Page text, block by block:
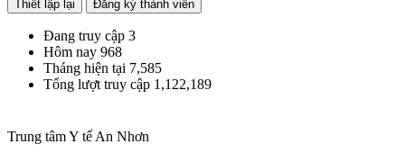
Đang truy cập 3
Hôm nay 968
Tháng hiện tại 7,585
Tổng lượt truy cập 1,122,189
Trung tâm Y tế An Nhơn